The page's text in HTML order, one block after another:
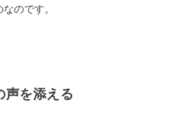
のです。
声を添える